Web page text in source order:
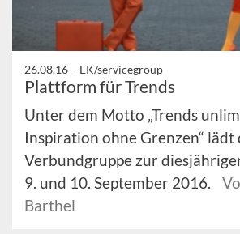
26.08.16 – EK/servicegroup
Plattform für Trends
Unter dem Motto „Trends
Inspiration ohne Grenzen“
Verbundgruppe zur
9. und 10. September 2016.
Barthel